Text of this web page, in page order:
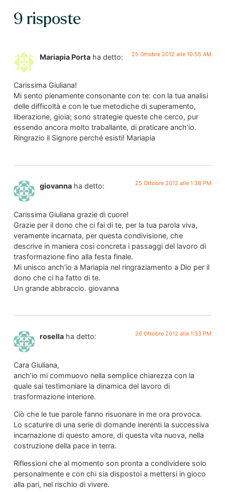
9 risposte
Mariapia Porta ha detto: 25 Ottobre 2012 alle 10:55 AM
Carissima Giuliana!
Mi sento pienamente consonante con te: con la tua analisi
delle difficoltà e con le tue metodiche di superamento,
liberazione, gioia; sono strategie queste che cerco, pur
essendo ancora molto traballante, di praticare anch’io.
Ringrazio il Signore perché esisti! Mariapia
giovanna ha detto: 25 Ottobre 2012 alle 1:38 PM
Carissima Giuliana grazie di cuore!
Grazie per il dono che ci fai di te, per la tua parola viva,
veramente incarnata, per questa condivisione, che
descrive in maniera così concreta i passaggi del lavoro di
trasformazione fino alla festa finale.
Mi unisco anch’io a Mariapia nel ringraziamento a Dio per il
dono che ci ha fatto di te.
Un grande abbraccio. giovanna
rosella ha detto: 26 Ottobre 2012 alle 1:33 PM
Cara Giuliana,
anch’io mi commuovo nella semplice chiarezza con la
quale sai testimoniare la dinamica del lavoro di
trasformazione interiore.
Ciò che le tue parole fanno risuonare in me ora provoca.
Lo scaturire di una serie di domande inerenti la successiva
incarnazione di questo amore, di questa vita nuova, nella
costruzione della pace in terra.
Riflessioni che al momento son pronta a condividere solo
personalmente e con chi sia dispostoi a mettersi in gioco
alla pari, nel rischio di vivere.